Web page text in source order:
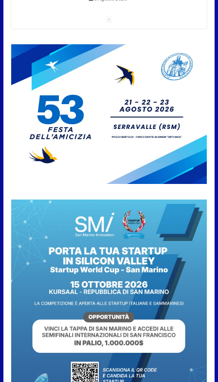
Femminile: quattro Primavera
aggregate alla Prima Squadra
8 Agosto 2026
Live” una serata di
divertimento, arte, buona
cucina e solidarietà, a Faetano.
Con la firma e la regia di